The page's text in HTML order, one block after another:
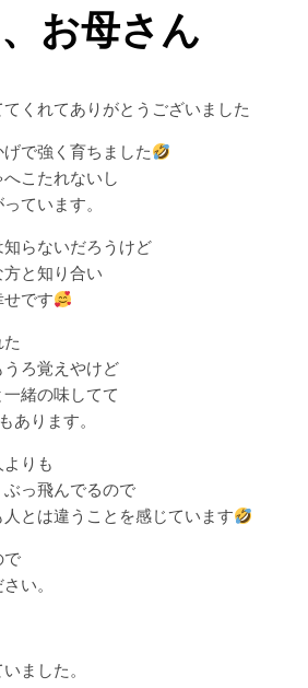
お母さん
くれてありがとうございました
で強く育ちました
こたれないし
ています。
らないだろうけど
と知り合い
です
ろ覚えやけど
緒の味してて
あります。
りも
っ飛んでるので
とは違うことを感じています
で
い。
ました。